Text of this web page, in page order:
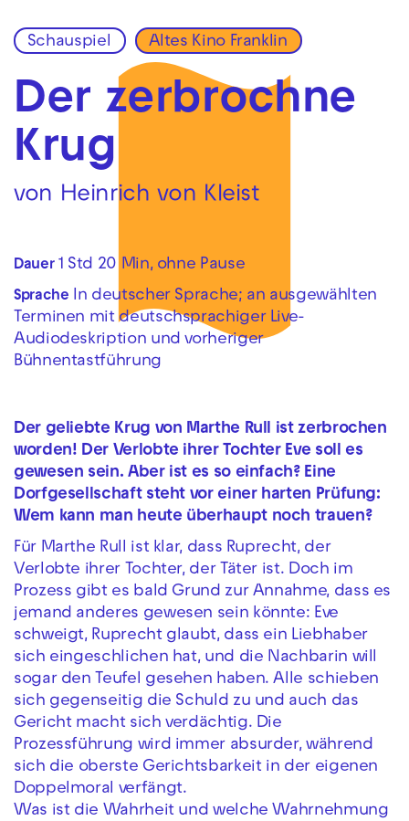
Zur Hauptnavigation springen
Zum Hauptinhalt springen Zum Footer springen
Schauspiel Altes Kino Franklin
Der zerbrochne
Krug
von Heinrich von Kleist
Dauer 1 Std 20 Min, ohne Pause
Sprache In deutscher Sprache; an ausgewählten
Terminen mit deutschsprachiger Live-
Audiodeskription und vorheriger
Bühnentastführung
Der geliebte Krug von Marthe Rull ist zerbrochen
worden! Der Verlobte ihrer Tochter Eve soll es
gewesen sein. Aber ist es so einfach? Eine
Dorfgesellschaft steht vor einer harten Prüfung:
Wem kann man heute überhaupt noch trauen?
Für Marthe Rull ist klar, dass Ruprecht, der
Verlobte ihrer Tochter, der Täter ist. Doch im
Prozess gibt es bald Grund zur Annahme, dass es
jemand anderes gewesen sein könnte: Eve
schweigt, Ruprecht glaubt, dass ein Liebhaber
sich eingeschlichen hat, und die Nachbarin will
sogar den Teufel gesehen haben. Alle schieben
sich gegenseitig die Schuld zu und auch das
Gericht macht sich verdächtig. Die
Prozessführung wird immer absurder, während
sich die oberste Gerichtsbarkeit in der eigenen
Doppelmoral verfängt.
Was ist die Wahrheit und welche Wahrnehmung